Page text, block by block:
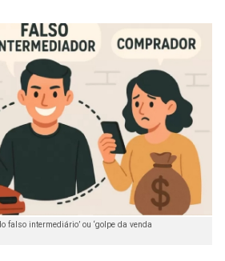
falso intermediário’ ou ‘golpe da venda